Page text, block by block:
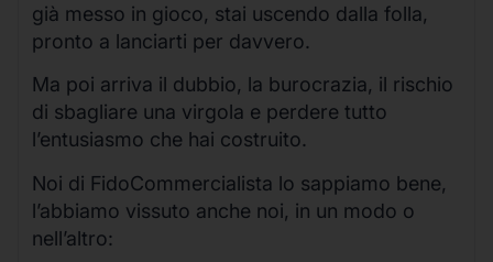
già messo in gioco, stai uscendo dalla folla,
pronto a lanciarti per davvero.
Ma poi arriva il dubbio, la burocrazia, il rischio
di sbagliare una virgola e perdere tutto
l’entusiasmo che hai costruito.
Noi di FidoCommercialista lo sappiamo bene,
l’abbiamo vissuto anche noi, in un modo o
nell’altro: